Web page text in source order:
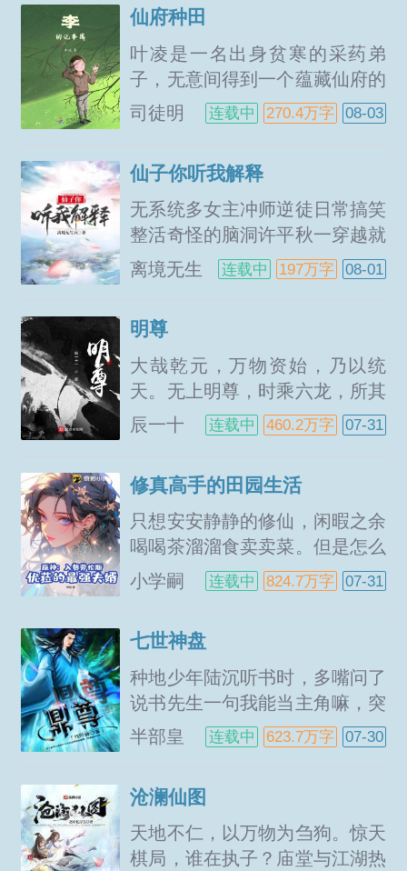
的天赋实力会加成到他身上。看
着一穷二白，农户出身，天赋极
差的自己，陆长生直接选择成...
仙府种田
叶凌是一名出身贫寒的采药弟
子，无意间得到一个蕴藏仙府的
玉佩，从此踏上真正的修仙之
路。在这座神奇的仙府里，有一
幽谷山巅。练气筑基金丹元婴化
神．．．．．．一边在修仙界中
采药炼丹，一边在仙府里种田，
其...
司徒明
连载中 270.4万字 08-03
仙子你听我解释
无系统多女主冲师逆徒日常搞笑
整活奇怪的脑洞许平秋一穿越就
被扣上了合欢宗贼子的大黑锅。
紧接着眸含金焱的少女便手持长
靠系统秒天秒地，真实的穿越者
只能从心求饶。面对肌肤胜雪，
长发如墨，皎洁出尘的少...
离境无生
连载中 197万字 08-01
明尊
大哉乾元，万物资始，乃以统
天。无上明尊，时乘六龙，所其
无逸。—这是一个土著主角的穿
越者老爷爷苏醒，金手指成精了
辰一十
连载中 460.2万字 07-31
修真高手的田园生活
只想安安静静的修仙，闲暇之余
喝喝茶溜溜食卖卖菜。但是怎么
所有的人都不想让自己安静地待
着？各种各样的人都要在自己面
烦的找麻烦，还有很多妹纸天天
要来找自己不要来啊！其实我真
的只想安安静静的待着，好好修
炼罢...
小学嗣
连载中 824.7万字 07-31
七世神盘
种地少年陆沉听书时，多嘴问了
说书先生一句我能当主角嘛，突
然就被迫上位，成了修仙故事的
主角！从此被一群人逼迫着寻找
半部皇
连载中 623.7万字 07-30
沧澜仙图
天地不仁，以万物为刍狗。惊天
棋局，谁在执子？庙堂与江湖热